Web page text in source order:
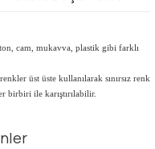
cam, mukavva, plastik gibi farklı
üst üste kullanılarak sınırsız renk
birbiri ile karıştırılabilir.
ve diğer